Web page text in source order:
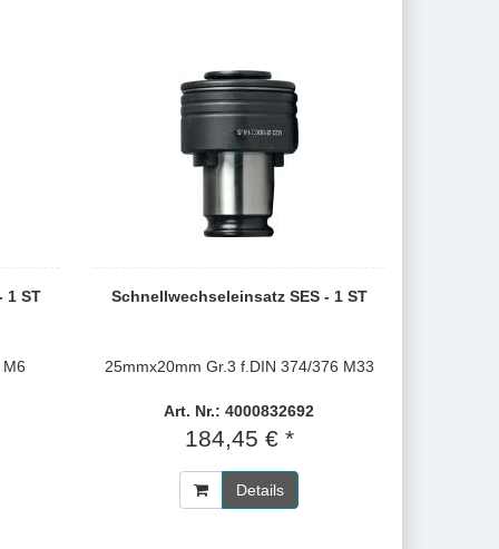
1 ST Schnellwechseleinsatz SES - 1 ST
25mmx20mm Gr.3 f.DIN 374/376 M33
Art. Nr.: 4000832692
184,45 € *
Details